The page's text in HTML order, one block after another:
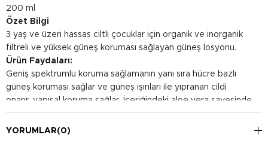
200 ml
Özet Bilgi
3 yaş ve üzeri hassas ciltli çocuklar için organik ve inorganik
filtreli ve yüksek güneş koruması sağlayan güneş losyonu.
Ürün Faydaları:
Geniş spektrumlu koruma sağlamanın yanı sıra hücre bazlı
güneş koruması sağlar ve güneş ışınları ile yıpranan cildi
onarır, yapısal koruma sağlar. İçeriğindeki aloe vera sayesinde
cildi yatıştırır. Cilt yüzeyinde su kaybını engelleyen koruyucu
bir tabaka oluşturur, cildi güneş ışınlarının ve görünür ışığın
YORUMLAR(0)